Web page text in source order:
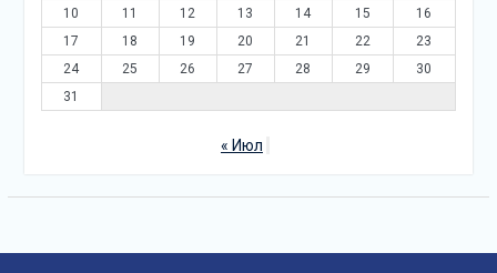
10
11 12 13 14 15
16
17
18 19 20 21 22
23
24
25 26 27 28 29
30
31
« Июл